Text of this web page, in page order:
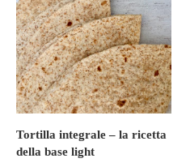
Tortilla integrale – la ricetta
della base light